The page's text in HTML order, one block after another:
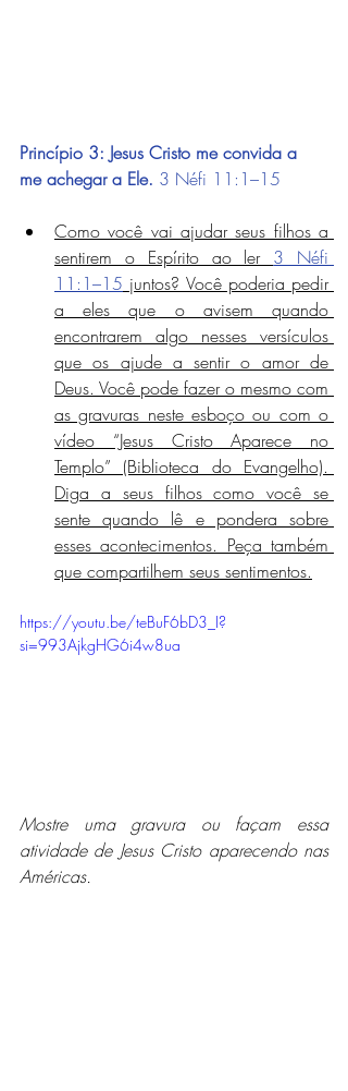
Princípio 3: Jesus Cristo me convida a
me achegar a Ele. 3 Néfi 11:1–15
Como você vai ajudar seus filhos a
sentirem o Espírito ao ler 3 Néfi
11:1–15 juntos? Você poderia pedir
a eles que o avisem quando
encontrarem algo nesses versículos
que os ajude a sentir o amor de
Deus. Você pode fazer o mesmo com
as gravuras neste esboço ou com o
vídeo “Jesus Cristo Aparece no
Templo” (Biblioteca do Evangelho).
Diga a seus filhos como você se
sente quando lê e pondera sobre
esses acontecimentos. Peça também
que compartilhem seus sentimentos.
https://youtu.be/teBuF6bD3_I?
si=993AjkgHG6i4w8ua
Mostre uma gravura ou façam essa
atividade de Jesus Cristo aparecendo nas
Américas.